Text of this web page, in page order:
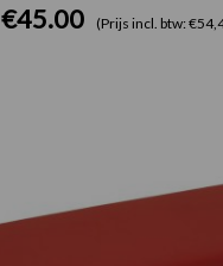
€45.00 (Prijs incl. btw: